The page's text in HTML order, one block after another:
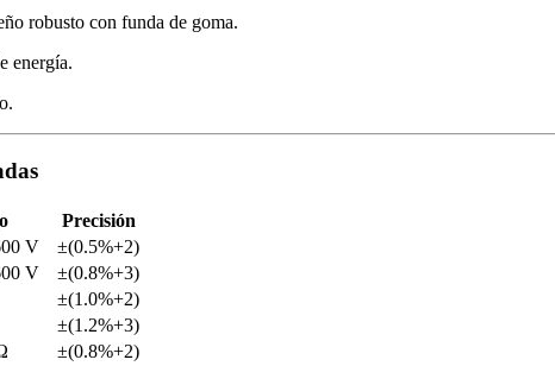
robusto con funda de goma.
energía.
Precisión
V
±(0.5%+2)
V
±(0.8%+3)
±(1.0%+2)
±(1.2%+3)
±(0.8%+2)